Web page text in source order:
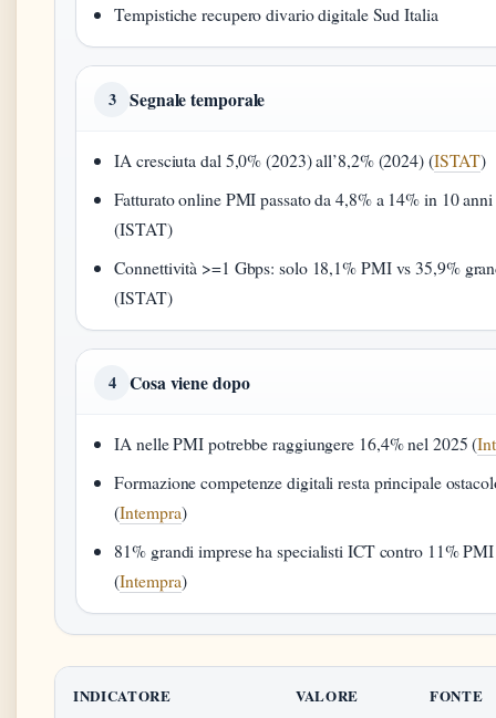
Tempistiche recupero divario digitale Sud Italia
3 Segnale temporale
IA cresciuta dal 5,0% (2023) all’8,2% (2024) (ISTAT)
Fatturato online PMI passato da 4,8% a 14% in 10 anni
(ISTAT)
Connettività >=1 Gbps: solo 18,1% PMI vs 35,9%
(ISTAT)
4 Cosa viene dopo
IA nelle PMI potrebbe raggiungere 16,4% nel 2025 (
Formazione competenze digitali resta principale
(Intempra)
81% grandi imprese ha specialisti ICT contro 11% PMI
(Intempra)
INDICATORE VALORE FONTE